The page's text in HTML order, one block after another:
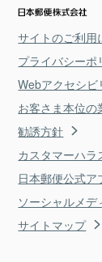
サイトのご利用
プライバシーポ
Webアクセシビ
お客さま本位
勧誘方針
カスタマーハ
日本郵便公式ア
ソーシャルメデ
サイトマップ